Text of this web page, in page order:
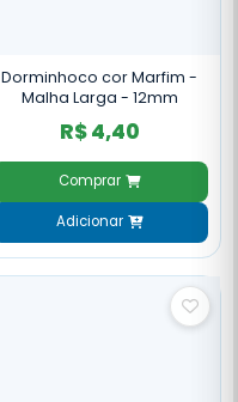
Dorminhoco cor Marfim -
Malha Larga - 12mm
R$ 4,40
Comprar
Adicionar